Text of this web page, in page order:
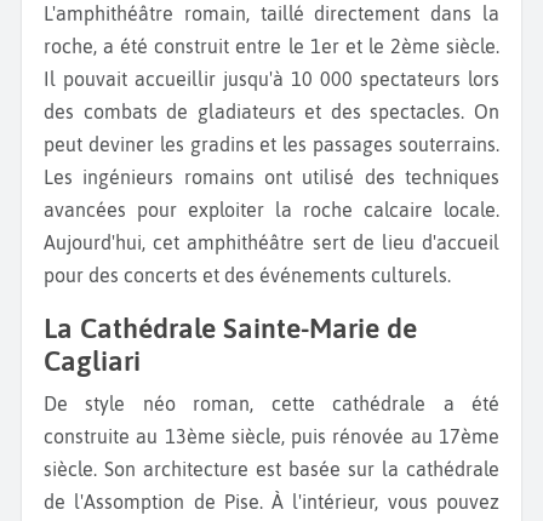
L'amphithéâtre romain, taillé directement dans la
roche, a été construit entre le 1er et le 2ème siècle.
Il pouvait accueillir jusqu'à 10 000 spectateurs lors
des combats de gladiateurs et des spectacles. On
peut deviner les gradins et les passages souterrains.
Les ingénieurs romains ont utilisé des techniques
avancées pour exploiter la roche calcaire locale.
Aujourd'hui, cet amphithéâtre sert de lieu d'accueil
pour des concerts et des événements culturels.
La Cathédrale Sainte-Marie de
Cagliari
De style néo roman, cette cathédrale a été
construite au 13ème siècle, puis rénovée au 17ème
siècle. Son architecture est basée sur la cathédrale
de l'Assomption de Pise. À l'intérieur, vous pouvez